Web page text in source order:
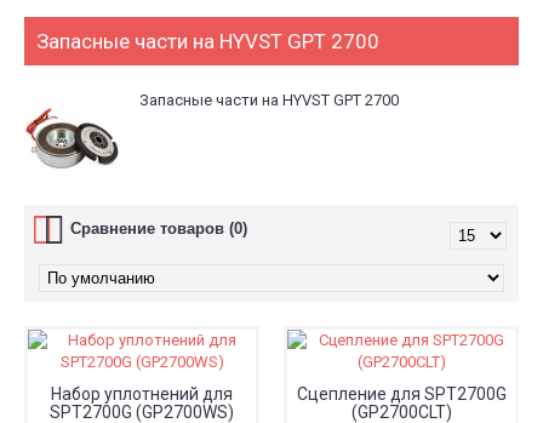
Запасные части на HYVST GPT 2700
Запасные части на HYVST GPT 2700
Сравнение товаров (0)
Набор уплотнений для
SPT2700G (GP2700WS)
Сцепление для SPT2700G
(GP2700CLT)